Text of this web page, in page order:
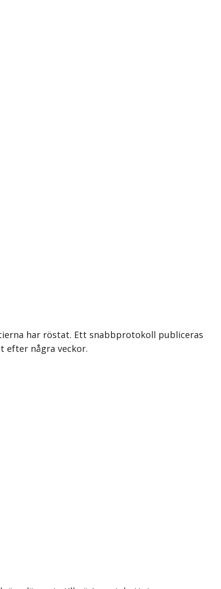
har röstat. Ett snabbprotokoll publiceras
efter några veckor.